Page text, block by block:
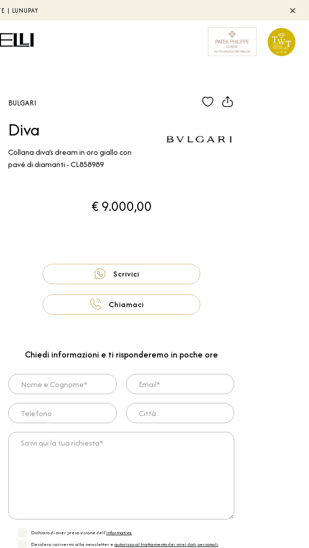
| LUNUPAY
BULGARI
Diva
Collana diva's dream in oro giallo con
pavé di diamanti - CL858989
€ 9.000,00
Scrivici
Chiamaci
Chiedi informazioni e ti risponderemo in poche ore
Nome e Cognome* Email*
Telefono Città
Scrivi qui la tua richiesta*
Dichiaro di aver preso visione dell'informativa.
Desidero iscrivermi alla newsletter e autorizzo al trattamento dei miei dati personali.